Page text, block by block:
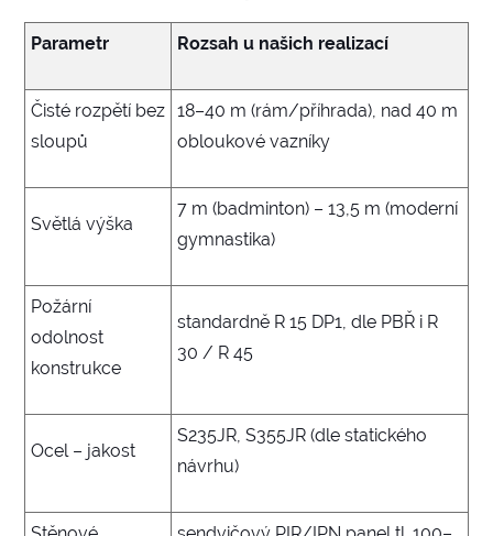
Parametr Rozsah u našich realizací
Čisté rozpětí bez
sloupů
18–40 m (rám/příhrada), nad 40 m
obloukové vazníky
Světlá výška
7 m (badminton) – 13,5 m (moderní
gymnastika)
Požární
odolnost
konstrukce
standardně R 15 DP1, dle PBŘ i R
30 / R 45
Ocel – jakost
S235JR, S355JR (dle statického
návrhu)